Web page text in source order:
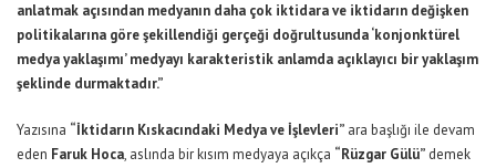
anlatmak açısından medyanın daha çok iktidara ve iktidarın değişken
politikalarına göre şekillendiği gerçeği doğrultusunda ‘konjonktürel
medya yaklaşımı’ medyayı karakteristik anlamda açıklayıcı bir yaklaşım
şeklinde durmaktadır.”
Yazısına “İktidarın Kıskacındaki Medya ve İşlevleri” ara başlığı ile devam
eden Faruk Hoca, aslında bir kısım medyaya açıkça “Rüzgar Gülü” demek